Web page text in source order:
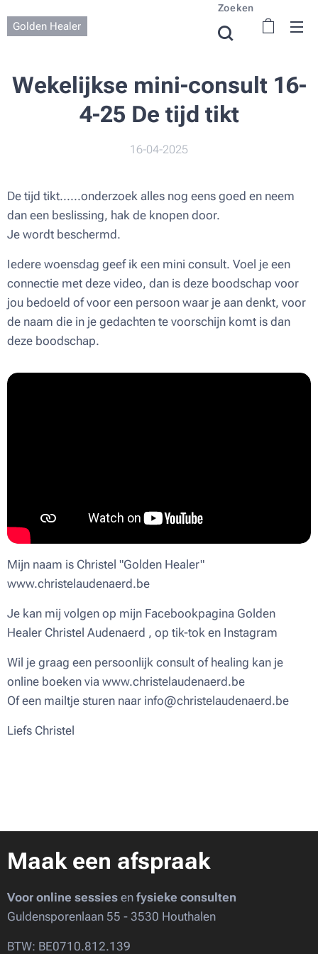
Golden Healer
Zoeken
Wekelijkse mini-consult 16-
4-25 De tijd tikt
16-04-2025
De tijd tikt......onderzoek alles nog eens goed en neem
dan een beslissing, hak de knopen door.
Je wordt beschermd.
Iedere woensdag geef ik een mini consult. Voel je een
connectie met deze video, dan is deze boodschap voor
jou bedoeld of voor een persoon waar je aan denkt, voor
de naam die in je gedachten te voorschijn komt is dan
deze boodschap.
Mijn naam is Christel "Golden Healer"
www.christelaudenaerd.be
Je kan mij volgen op mijn Facebookpagina Golden
Healer Christel Audenaerd , op tik-tok en Instagram
Wil je graag een persoonlijk consult of healing kan je
online boeken via www.christelaudenaerd.be
Of een mailtje sturen naar info@christelaudenaerd.be
Liefs Christel ♥
Maak een afspraak
Voor online sessies en fysieke consulten
Guldensporenlaan 55 - 3530 Houthalen
BTW: BE0710.812.139